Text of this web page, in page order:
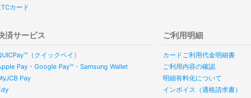
カード
済サービス
（クイックペイ）
Pay・Google Pay™・Samsung Wallet
Pay
ご利用明細
カードご利用代金明細書
ご利用内容の確認
明細有料化について
インボイス（適格請求書）